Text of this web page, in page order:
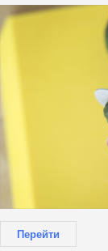
Перейти